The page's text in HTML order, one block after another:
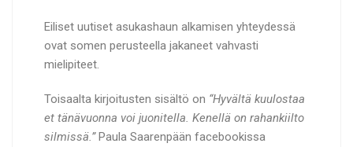
Eiliset uutiset asukashaun alkamisen yhteydessä
ovat somen perusteella jakaneet vahvasti
mielipiteet.
Toisaalta kirjoitusten sisältö on “Hyvältä kuulostaa
et tänävuonna voi juonitella. Kenellä on rahankiilto
silmissä.”Paula Saarenpään facebookissa